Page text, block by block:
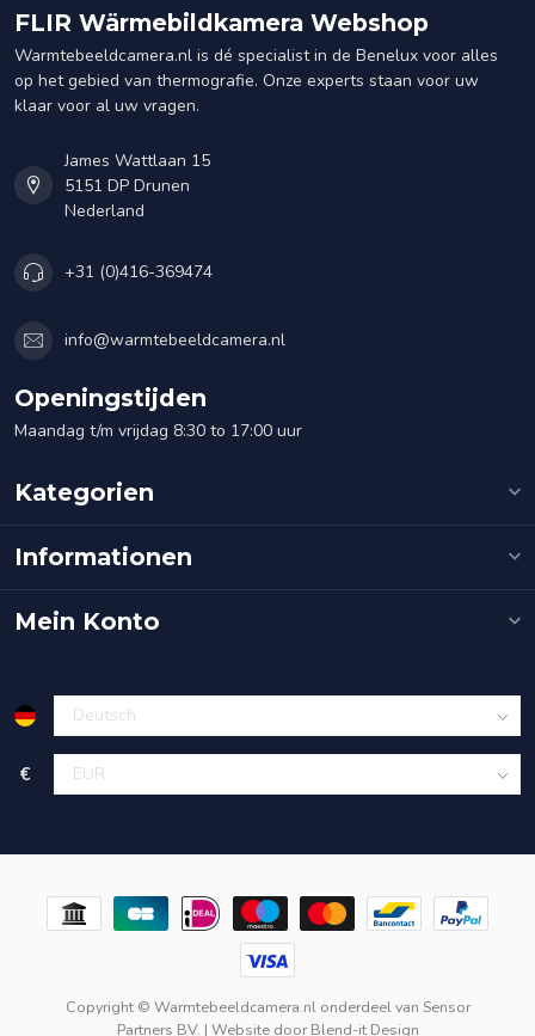
FLIR Wärmebildkamera Webshop
Warmtebeeldcamera.nl is dé specialist in de Benelux voor alles
op het gebied van thermografie. Onze experts staan voor uw
klaar voor al uw vragen.
James Wattlaan 15
5151 DP Drunen
Nederland
+31 (0)416-369474
info@warmtebeeldcamera.nl
Openingstijden
Maandag t/m vrijdag 8:30 to 17:00 uur
Kategorien
Informationen
Mein Konto
€
Copyright © Warmtebeeldcamera.nl onderdeel van Sensor
Partners BV. | Website doorBlend-it Design